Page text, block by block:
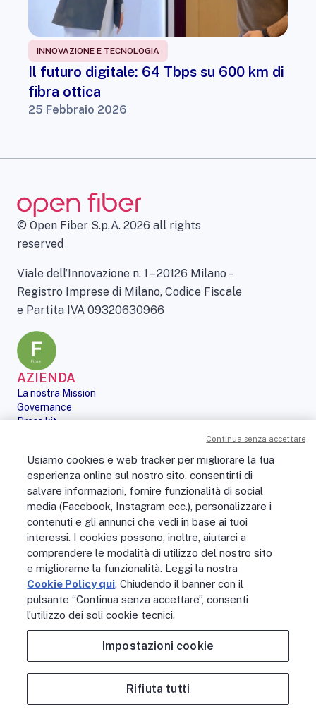
INNOVAZIONE E TECNOLOGIA
Il futuro digitale: 64 Tbps su 600 km di
fibra ottica
25 Febbraio 2026
© Open Fiber S.p.A. 2026 all rights
reserved
Viale dell’Innovazione n. 1 – 20126 Milano –
Registro Imprese di Milano, Codice Fiscale
e Partita IVA 09320630966
AZIENDA
La nostra Mission
Governance
Press kit
Digital Services Act
PERSONE
No Fibra? No Party!
Posizioni aperte
La vita in Open Fiber
Lavora con noi
La nostra cultura
MONDO OPEN FIBER
Supporto
Assistenza scavi
Open Fiber Network Solutions
Area Riservata Operatori
Usiamo cookies e web tracker per migliorare la tua
esperienza online sul nostro sito, consentirti di
salvare informazioni, fornire funzionalità di social
media (Facebook, Instagram ecc.), personalizzare i
contenuti e gli annunci che vedi in base ai tuoi
interessi. I cookies possono, inoltre, aiutarci a
comprendere le modalità di utilizzo del nostro sito
e migliorarne la funzionalità. Leggi la nostra
Cookie Policy qui. Chiudendo il banner con il
pulsante “Continua senza accettare”, consenti
l’utilizzo dei soli cookie tecnici.
Impostazioni cookie
Rifiuta tutti
Continua senza accettare